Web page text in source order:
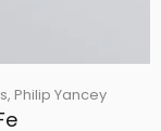
Philip Yancey